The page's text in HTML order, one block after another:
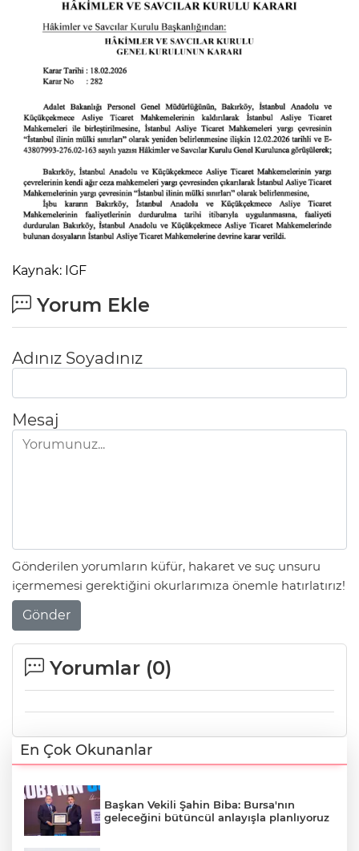
Kaynak: IGF
Yorum Ekle
Adınız Soyadınız
Mesaj
Gönderilen yorumların küfür, hakaret ve suç unsuru
içermemesi gerektiğini okurlarımıza önemle hatırlatırız!
Gönder
Yorumlar (0)
En Çok Okunanlar
Başkan Vekili Şahin Biba: Bursa'nın
geleceğini bütüncül anlayışla planlıyoruz